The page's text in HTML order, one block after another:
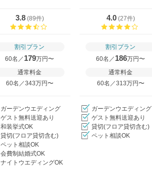
3.8(89件)
4.0(27件)
割引プラン
60名／ 179万円〜
通常料金
60名／343万円〜
割引プラン
60名／ 186万円〜
通常料金
60名／313万円〜
ガーデンウエディング
ゲスト無料送迎あり
和装挙式OK
貸切(フロア貸切含む)
ペット相談OK
会費制結婚式OK
ナイトウエディングOK
ガーデンウエディング
ゲスト無料送迎あり
貸切(フロア貸切含む)
ペット相談OK